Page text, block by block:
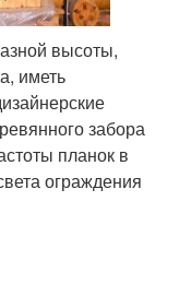
высоты,
иметь
забора
планок в
ограждения